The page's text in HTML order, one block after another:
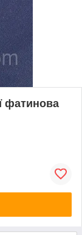
фатинова